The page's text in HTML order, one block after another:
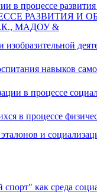
в процессе
РАЗВИТИЯ И
МАДОУ &
навыков
в процессе
в процессе
и
как среда